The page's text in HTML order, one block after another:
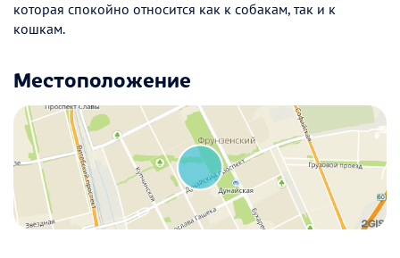
которая спокойно относится как к собакам, так и к
кошкам.
Местоположение